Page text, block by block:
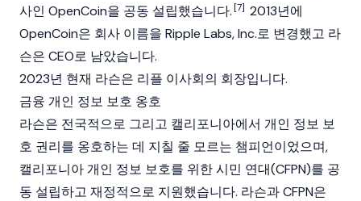
사인 OpenCoin을 공동 설립했습니다.[7] 2013년에
OpenCoin은 회사 이름을 Ripple Labs, Inc.로 변경했고 라
슨은 CEO로 남았습니다.
2023년 현재 라슨은 리플 이사회의 회장입니다.
금융 개인 정보 보호 옹호
라슨은 전국적으로 그리고 캘리포니아에서 개인 정보 보
호 권리를 옹호하는 데 지칠 줄 모르는 챔피언이었으며,
캘리포니아 개인 정보 보호를 위한 시민 연대(CFPN)를 공
동 설립하고 재정적으로 지원했습니다. 라슨과 CFPN은